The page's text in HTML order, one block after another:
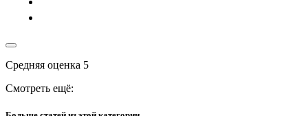
Средняя оценка 5
Смотреть ещё: